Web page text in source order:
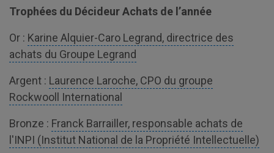
Trophées du Décideur Achats de l’année
Or : Karine Alquier-Caro Legrand, directrice des
achats du Groupe Legrand
Argent : Laurence Laroche, CPO du groupe
Rockwooll International
Bronze : Franck Barrailler, responsable achats de
l'INPI (Institut National de la Propriété Intellectuelle)